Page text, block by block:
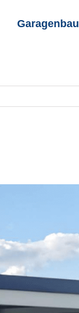
Garagenbau